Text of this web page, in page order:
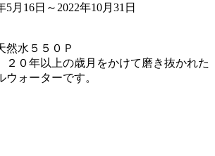
月16日～2022年10月31日
然水５５０Ｐ
２０年以上の歳月をかけて磨き抜かれた
ォーターです。